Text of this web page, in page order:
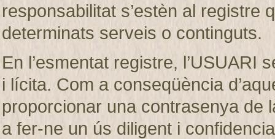
responsabilitat s’estèn al registre
determinats serveis o continguts.
En l’esmentat registre, l’USUARI
i lícita. Com a conseqüència
proporcionar una contrasenya de
a fer-ne un ús diligent i